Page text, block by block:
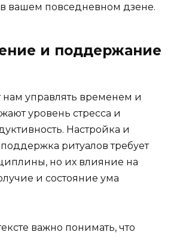
вашем повседневном дзене.
и поддержание
управлять временем и
уровень стресса и
Настройка и
ритуалов требует
но их влияние на
и состояние ума
важно понимать, что